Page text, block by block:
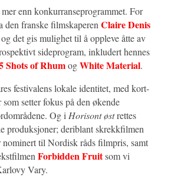
enn konkurranseprogrammet. For
den franske filmskaperen Claire Denis
det gis mulighet til å oppleve åtte av
sideprogram, inkludert hennes
Shots of RhumogWhite Material.
festivalens lokale identitet, med kort-
setter fokus på den økende
Og i Horisont østrettes
produksjoner; deriblant skrekkfilmen
til Nordisk råds filmpris, samt
Forbidden Fruitsom vi
Vary.